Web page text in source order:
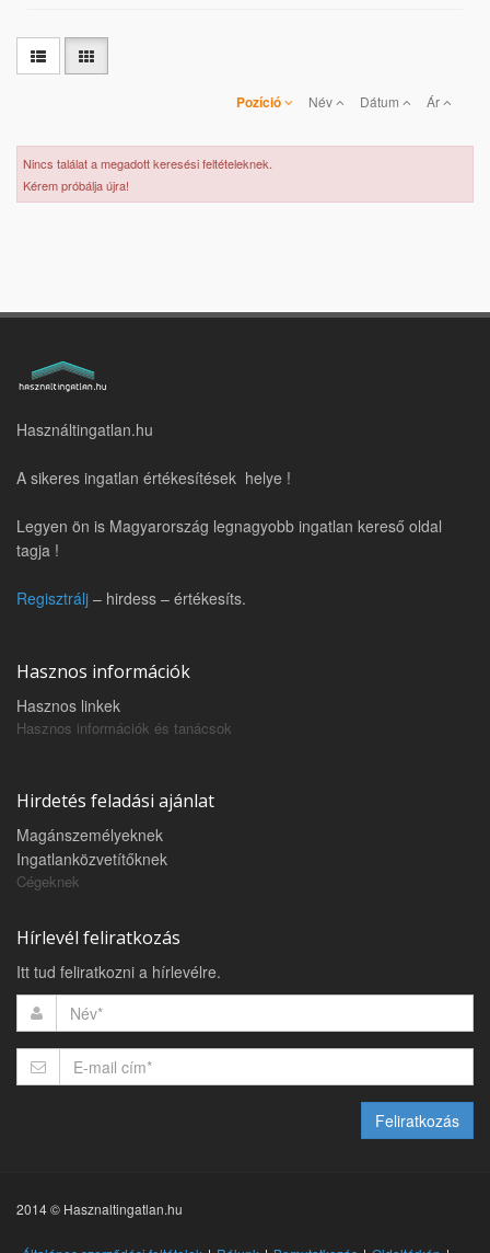
Pozíció Név Dátum Ár
Nincs találat a megadott keresési feltételeknek.
Kérem próbálja újra!
Használtingatlan.hu
A sikeres ingatlan értékesítések helye !
Legyen ön is Magyarország legnagyobb ingatlan kereső oldal
tagja !
Regisztrálj – hirdess – értékesíts.
Hasznos információk
Hasznos linkek
Hasznos információk és tanácsok
Hirdetés feladási ajánlat
Magánszemélyeknek
Ingatlanközvetítőknek
Cégeknek
Hírlevél feliratkozás
Itt tud feliratkozni a hírlevélre.
Feliratkozás
2014 © Hasznaltingatlan.hu